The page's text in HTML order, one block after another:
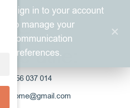
Sign in to your account
to manage your
communication
preferences.
utile:
0756 037 014